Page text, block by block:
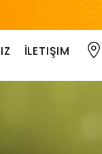
İLETIŞIM